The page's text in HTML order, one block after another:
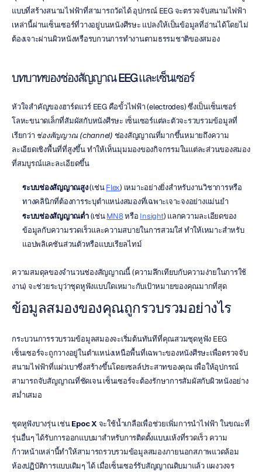
แบบที่สร้างสนามไฟฟ้าที่สามารถวัดได้ อุปกรณ์ EEG จะตรวจจับสนามไฟฟ้า
เหล่านี้ผ่านเซ็นเซอร์ที่วางอยู่บนหนังศีรษะ แปลงให้เป็นข้อมูลที่อ่านได้โดยไม่
ต้องเจาะผ่านผิวหนังหรือรบกวนการทำงานตามธรรมชาติของสมอง
บทบาทของช่องสัญญาณ EEG และเซ็นเซอร์
หัวใจสำคัญของฮาร์ดแวร์ EEG คือขั้วไฟฟ้า (electrodes) ซึ่งเป็นเซ็นเซอร์
โลหะขนาดเล็กที่สัมผัสกับหนังศีรษะ เซ็นเซอร์แต่ละตัวจะรวบรวมข้อมูลที่
เรียกว่า ช่องสัญญาณ (channel) ช่องสัญญาณที่มากขึ้นหมายถึงความ
ละเอียดเชิงพื้นที่ที่สูงขึ้น ทำให้เห็นมุมมองของกิจกรรมในแต่ละส่วนของสมอง
ที่สมบูรณ์และละเอียดขึ้น
ระบบช่องสัญญาณสูง (เช่น Flex) เหมาะอย่างยิ่งสำหรับงานวิชาการหรือ
ทางคลินิกที่ต้องการระบุตำแหน่งสมองที่เฉพาะเจาะจงอย่างแม่นยำ
ระบบช่องสัญญาณต่ำ (เช่น MN8 หรือ Insight) แลกความละเอียดของ
ข้อมูลกับความรวดเร็วและความสบายในการสวมใส่ ทำให้เหมาะสำหรับ
แอปพลิเคชันส่วนตัวหรือแบบเรียลไทม์
ความสมดุลของจำนวนช่องสัญญาณนี้ (ความลึกเทียบกับความง่ายในการใช้
งาน) จะช่วยระบุว่าชุดหูฟังแบบใดเหมาะกับเป้าหมายของคุณมากที่สุด
ข้อมูลสมองของคุณถูกรวบรวมอย่างไร
กระบวนการรวบรวมข้อมูลสมองจะเริ่มต้นทันทีที่คุณสวมชุดหูฟัง EEG
เซ็นเซอร์จะถูกวางอยู่ในตำแหน่งเหนือพื้นที่เฉพาะของหนังศีรษะเพื่อตรวจจับ
สนามไฟฟ้าที่แผ่วเบาซึ่งสร้างขึ้นโดยเซลล์ประสาทของคุณ เพื่อให้อุปกรณ์
สามารถจับสัญญาณที่ชัดเจน เซ็นเซอร์จะต้องรักษาการสัมผัสกับผิวหนังอย่าง
สม่ำเสมอ
ชุดหูฟังบางรุ่น เช่น Epoc X จะใช้น้ำเกลือเพื่อช่วยเพิ่มการนำไฟฟ้า ในขณะที่
รุ่นอื่นๆ ได้รับการออกแบบมาสำหรับการติดตั้งแบบแห้งที่รวดเร็ว ความ
ก้าวหน้าเหล่านี้ทำให้สามารถรวบรวมข้อมูลสมองภายนอกสภาพแวดล้อม
ห้องปฏิบัติการแบบเดิมๆ ได้ เมื่อเซ็นเซอร์รับสัญญาณดิบมาแล้ว แผงวงจร